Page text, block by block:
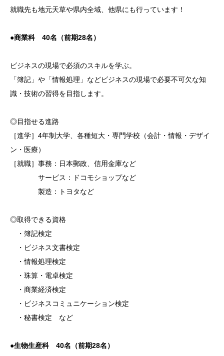
就職先も地元天草や県内全域、他県にも行っています！
●商業科 40名（前期28名）
ビジネスの現場で必須のスキルを学ぶ。
「簿記」や「情報処理」などビジネスの現場で必要不可欠な知
識・技術の習得を目指します。
◎目指せる進路
［進学］4年制大学、各種短大・専門学校（会計・情報・デザイ
ン・医療）
［就職］事務：日本郵政、信用金庫など
サービス：ドコモショップなど
製造：トヨタなど
◎取得できる資格
・簿記検定
・ビジネス文書検定
・情報処理検定
・珠算・電卓検定
・商業経済検定
・ビジネスコミュニケーション検定
・秘書検定 など
●生物生産科 40名（前期28名）